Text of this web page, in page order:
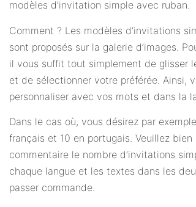
modèles d’invitation simple avec ruban.
Comment ? Les modèles d’invitations
sont proposés sur la galerie d’images.
il vous suffit tout simplement de glisser
et de sélectionner votre préférée. Ainsi,
personnaliser avec vos mots et dans la
Dans le cas où, vous désirez par
français et 10 en portugais. Veuillez bien
commentaire le nombre d’invitations
chaque langue et les textes dans les
passer commande.